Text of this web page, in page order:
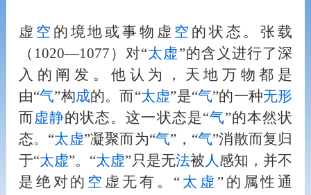
虚 空 的境地或事物虚 空 的状态。张载
（1020—1077）对“太虚”的含义进行了深
入的阐发。他认为，天地万物都是
由“气”构成的。而“太虚”是“气”的一种无形
而 虚静的状态。这一状态是“气”的本然状
态。“太虚”凝聚而为“气”，“气”消散而复归
于“太虚”。“太虚”只是无法被 人 感知，并不
是绝对的 空 虚无有。“ 太虚 ”的属性通